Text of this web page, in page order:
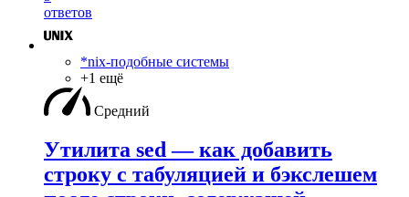
ответов
*nix-подобные системы
+1 ещё
Средний
Утилита sed — как добавить
строку с табуляцией и бэкслешем